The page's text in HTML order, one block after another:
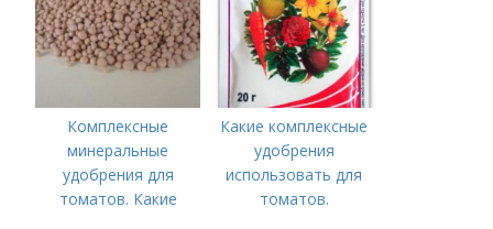
Комплексные
минеральные
удобрения для
томатов. Какие
Какие комплексные
удобрения
использовать для
томатов.